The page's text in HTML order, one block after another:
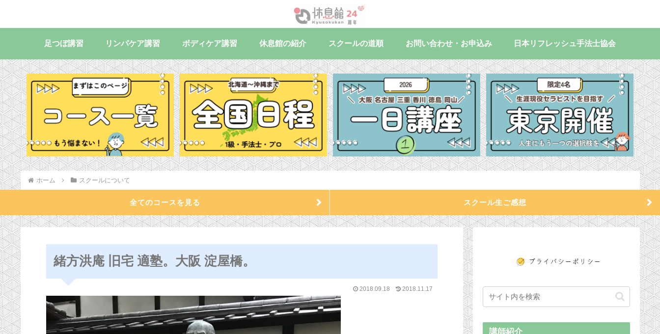
足つぼ講習 リンパケア講習 ボディケア講習 休息館の紹介 スクールの道順 お問い合わせ・お申込み 日本リフレッシュ手法士協会
ホーム スクールについて
全てのコースを見る スクール生ご感想
緒方洪庵 旧宅 適塾。大阪 淀屋橋。
2018.09.18 2018.11.17
講師紹介